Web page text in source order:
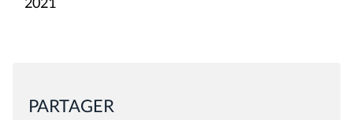
PARTAGER